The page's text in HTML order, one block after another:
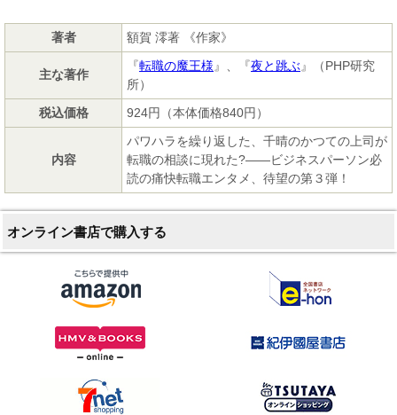
著者 額賀 澪著 《作家》
主な著作
『転職の魔王様 』、『夜と跳ぶ 』（PHP研究
所）
税込価格
924円（本体価格840円）
内容
パワハラを繰り返した、千晴のかつての上司が
転職の相談に現れた?――ビジネスパーソン必
読の痛快転職エンタメ、待望の第３弾！
オンライン書店で購入する